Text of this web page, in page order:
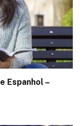
Espanhol –